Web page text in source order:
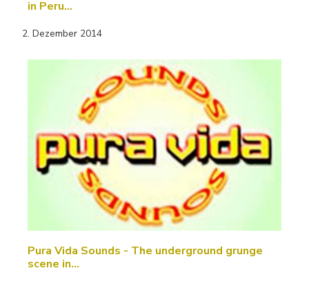
in Peru…
2. Dezember 2014
Pura Vida Sounds - The underground grunge
scene in…